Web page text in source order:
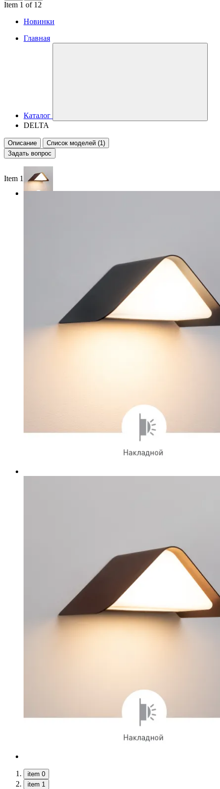
Item 1 of 12
Новинки
Главная
Каталог
DELTA
Описание
Список моделей (1)
Задать вопрос
Item 1 of 2
item 0
item 1